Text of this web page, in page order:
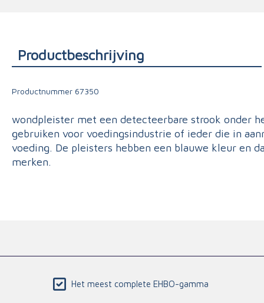
Productbeschrijving
Productnummer 67350
wondpleister met een detecteerbare strook onder
gebruiken voor voedingsindustrie of ieder die in
voeding. De pleisters hebben een blauwe kleur en
merken.
Het meest complete EHBO-gamma